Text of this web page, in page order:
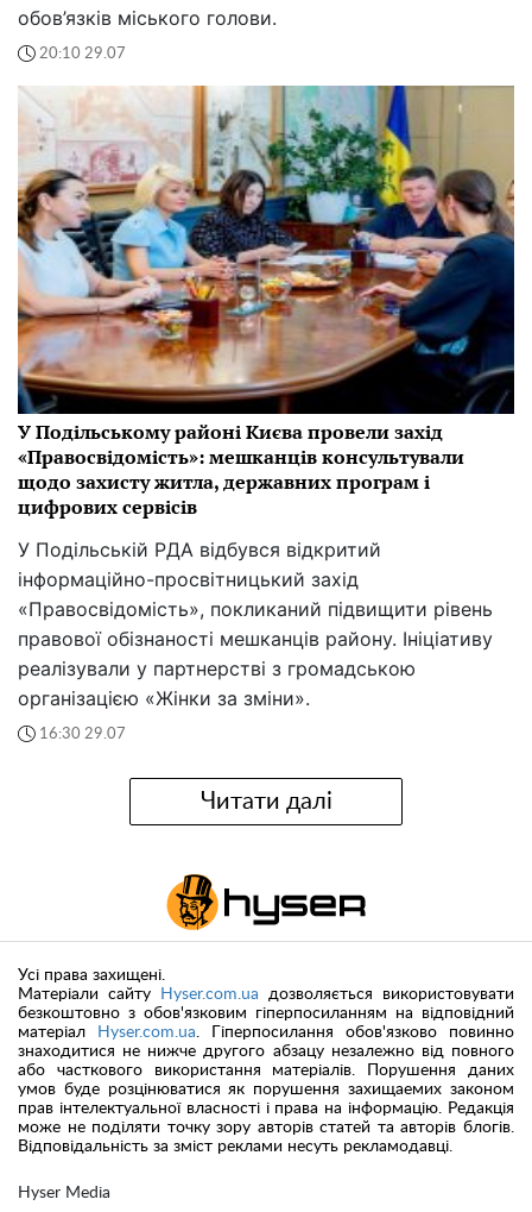
обов’язків міського голови.
20:10 29.07
У Подільському районі Києва провели захід
«Правосвідомість»: мешканців консультували
щодо захисту житла, державних програм і
цифрових сервісів
У Подільській РДА відбувся відкритий
інформаційно-просвітницький захід
«Правосвідомість», покликаний підвищити рівень
правової обізнаності мешканців району. Ініціативу
реалізували у партнерстві з громадською
організацією «Жінки за зміни».
16:30 29.07
Читати далі
Hyser Media
Усі права захищені.
Матеріали сайту
Hyser.com.ua дозволяється використовувати
безкоштовно з обов'язковим гіперпосиланням на відповідний
матеріал
Hyser.com.ua. Гіперпосилання обов'язково повинно
знаходитися не нижче другого абзацу незалежно від повного
або часткового використання матеріалів. Порушення даних
умов буде розцінюватися як порушення захищаемих законом
прав інтелектуальної власності і права на інформацію. Редакція
може не поділяти точку зору авторів статей та авторів блогів.
Відповідальність за зміст реклами несуть рекламодавці.